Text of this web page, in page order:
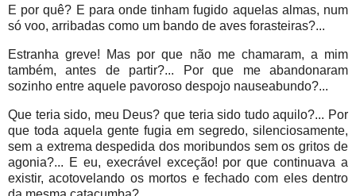
E por quê? E para onde tinham fugido aquelas almas, num
só voo, arribadas como um bando de aves forasteiras?...
Estranha greve! Mas por que não me chamaram, a mim
também, antes de partir?... Por que me abandonaram
sozinho entre aquele pavoroso despojo nauseabundo?...
Que teria sido, meu Deus? que teria sido tudo aquilo?... Por
que toda aquela gente fugia em segredo, silenciosamente,
sem a extrema despedida dos moribundos sem os gritos de
agonia?... E eu, execrável exceção! por que continuava a
existir, acotovelando os mortos e fechado com eles dentro